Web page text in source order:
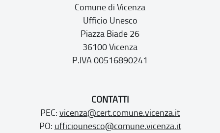
Comune di Vicenza
Ufficio Unesco
Piazza Biade 26
36100 Vicenza
P.IVA 00516890241
CONTATTI
PEC: vicenza@cert.comune.vicenza.it
PO: ufficiounesco@comune.vicenza.it